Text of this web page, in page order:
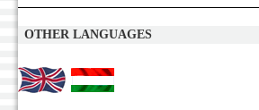
OTHER LANGUAGES